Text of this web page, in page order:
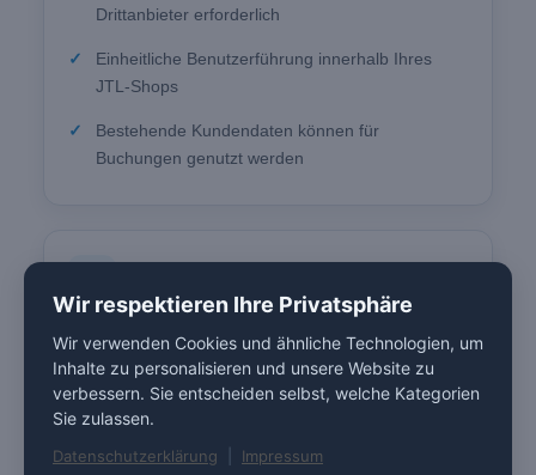
Drittanbieter erforderlich
Einheitliche Benutzerführung innerhalb Ihres
JTL-Shops
Bestehende Kundendaten können für
Buchungen genutzt werden
Optional können auch Besucher ohne
Kundenkonto einen Termin buchen
Ideal für eine möglichst niedrige Einstiegshürde
Kunden müssen sich nicht zwingend vor der
Wir respektieren Ihre Privatsphäre
Wir verwenden Cookies und ähnliche Technologien, um
Inhalte zu personalisieren und unsere Website zu
verbessern. Sie entscheiden selbst, welche Kategorien
Sie zulassen.
Datenschutzerklärung Impressum